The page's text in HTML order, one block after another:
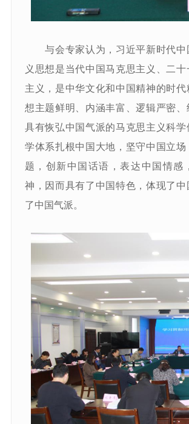
与会专家认为，习近平新时代中
义思想是当代中国马克思主义、二
主义，是中华文化和中国精神的时
想主题鲜明、内涵丰富、逻辑严密
具有恢弘中国气派的马克思主义科
学体系扎根中国大地，坚守中国立
题，创新中国话语，表达中国情感
神，因而具有了中国特色，体现了中
了中国气派。